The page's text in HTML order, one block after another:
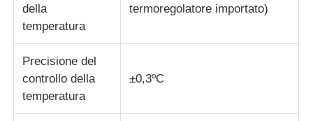
macchina per prove su tessuti
Regolatore di umidità e di temperatura
tester di durezza
della
temperatura
termoregolatore importato)
Precisione del
controllo della
temperatura
±0,3ºC